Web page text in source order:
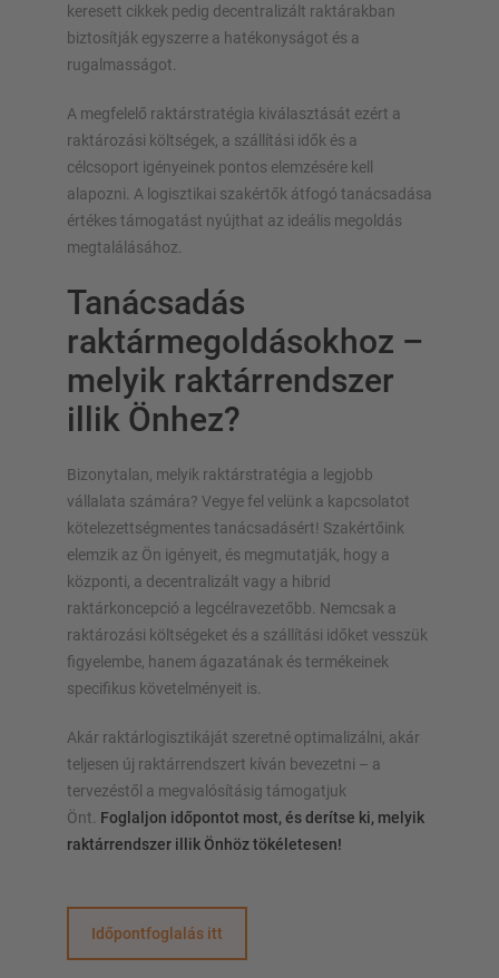
keresett cikkek pedig decentralizált raktárakban
biztosítják egyszerre a hatékonyságot és a
rugalmasságot.
A megfelelő raktárstratégia kiválasztását ezért a
raktározási költségek, a szállítási idők és a
célcsoport igényeinek pontos elemzésére kell
alapozni. A logisztikai szakértők átfogó tanácsadása
értékes támogatást nyújthat az ideális megoldás
megtalálásához.
Tanácsadás
raktármegoldásokhoz –
melyik raktárrendszer
illik Önhez?
Bizonytalan, melyik raktárstratégia a legjobb
vállalata számára? Vegye fel velünk a kapcsolatot
kötelezettségmentes tanácsadásért! Szakértőink
elemzik az Ön igényeit, és megmutatják, hogy a
központi, a decentralizált vagy a hibrid
raktárkoncepció a legcélravezetőbb. Nemcsak a
raktározási költségeket és a szállítási időket vesszük
figyelembe, hanem ágazatának és termékeinek
specifikus követelményeit is.
Akár raktárlogisztikáját szeretné optimalizálni, akár
teljesen új raktárrendszert kíván bevezetni – a
tervezéstől a megvalósításig támogatjuk
Önt. Foglaljon időpontot most, és derítse ki, melyik
raktárrendszer illik Önhöz tökéletesen!
Időpontfoglalás itt